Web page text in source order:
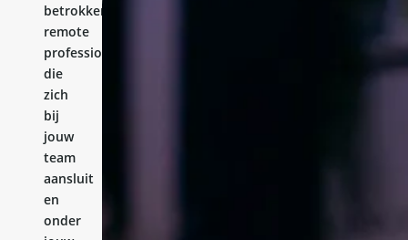
betrokken
remote
professional
die
zich
bij
jouw
team
aansluit
en
onder